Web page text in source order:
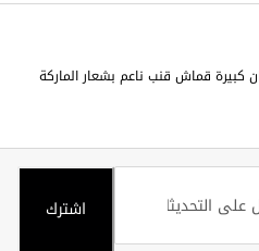
كبيرة قماش قنب ناعم بشعار الماركة
اشترك